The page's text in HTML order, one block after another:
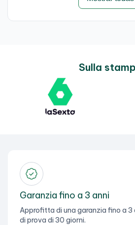
Sulla
Garanzia fino a 3 anni
Approfitta di una garanzia fino a 3
di prova di 30 giorni.